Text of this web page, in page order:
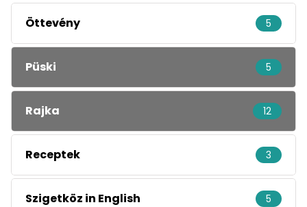
Öttevény 5
Püski 5
Rajka 12
Receptek 3
Szigetköz in English 5